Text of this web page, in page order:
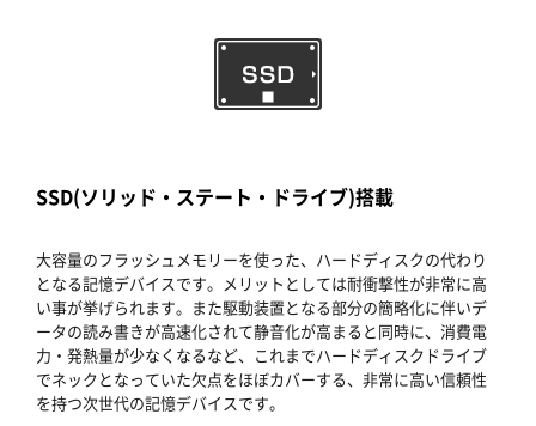
SSD(ソリッド・ステート・ドライブ)搭載
大容量のフラッシュメモリーを使った、ハードディスクの代わり
となる記憶デバイスです。メリットとしては耐衝撃性が非常に高
い事が挙げられます。また駆動装置となる部分の簡略化に伴いデ
ータの読み書きが高速化されて静音化が高まると同時に、消費電
力・発熱量が少なくなるなど、これまでハードディスクドライブ
でネックとなっていた欠点をほぼカバーする、非常に高い信頼性
を持つ次世代の記憶デバイスです。